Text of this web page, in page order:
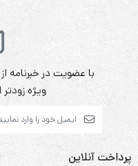
با عضویت در خبرنامه
ویژه
پرداخت آنلاین